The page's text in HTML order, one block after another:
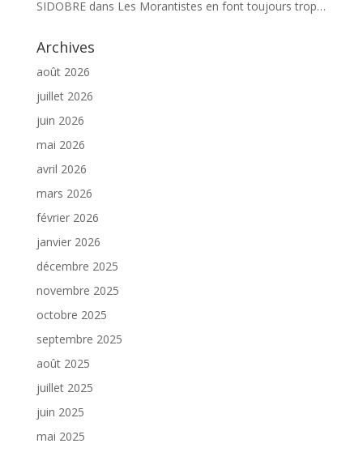
SIDOBREdans Les Morantistes en font toujours trop…
Archives
août 2026
juillet 2026
juin 2026
mai 2026
avril 2026
mars 2026
février 2026
janvier 2026
décembre 2025
novembre 2025
octobre 2025
septembre 2025
août 2025
juillet 2025
juin 2025
mai 2025